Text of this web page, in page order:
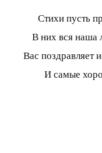
Стихи пусть
В них вся наша
Вас поздравляет
И самые